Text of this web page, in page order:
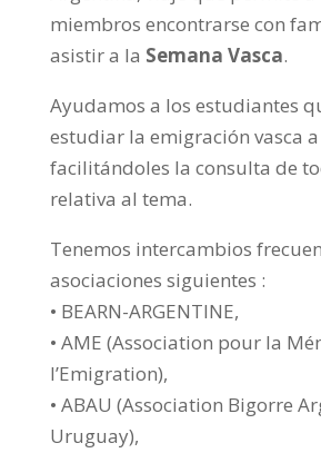
miembros encontrarse con
asistir a la Semana Vasca.
Ayudamos a los estudiantes
estudiar la emigración vasca
facilitándoles la consulta de
relativa al tema.
Tenemos intercambios
asociaciones siguientes :
• BEARN-ARGENTINE,
• AME (Association pour la
l’Emigration),
• ABAU (Association Bigorre
Uruguay),